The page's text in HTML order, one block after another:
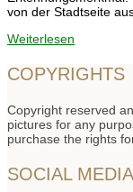
von der Stadtseite
Weiterlesen
COPYRIGHTS
Copyright reserved
pictures for any
purchase the rights
SOCIAL MEDIA